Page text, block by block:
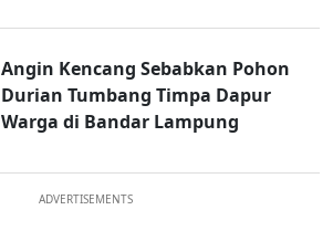
Angin Kencang Sebabkan Pohon
Durian Tumbang Timpa Dapur
Warga di Bandar Lampung
ADVERTISEMENTS